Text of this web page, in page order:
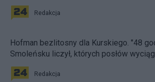
Redakcja
Hofman bezlitosny dla Kurskiego. "48
Smoleńsku liczył, których posłów
Redakcja